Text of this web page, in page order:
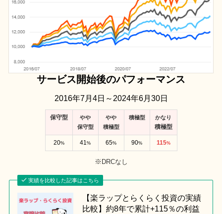
サービス開始後のパフォーマンス
2016年7月4日～2024年6月30日
保守型
やや
保守型
やや
積極型
積極型 かなり
積極型
20% 41 % 65% 90% 115%
※ DRCなし
実績を比較した記事はこちら
【楽ラップとらくらく投資の実績
比較】約8年で累計+115％の利益